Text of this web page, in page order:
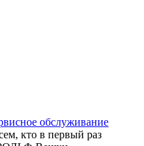
обслуживание
кто в первый раз